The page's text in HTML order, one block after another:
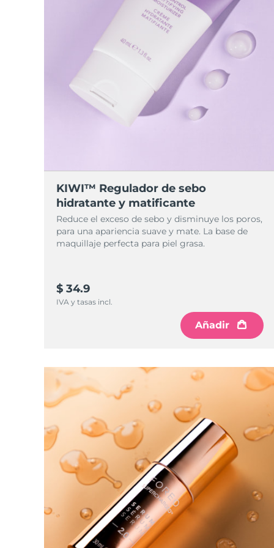
KIWI™ Regulador de sebo
hidratante y matificante
Reduce el exceso de sebo y disminuye los poros,
para una apariencia suave y mate. La base de
maquillaje perfecta para piel grasa.
$ 34.9
IVA y tasas incl.
Añadir